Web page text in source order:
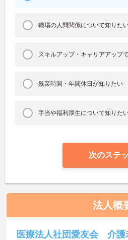
職場の人間関係について知りた
スキルアップ・キャリアアップ
残業時間・年間休日が知りたい
手当や福利厚生について知りた
次のステ
法人概
医療法人社団愛友会 介護